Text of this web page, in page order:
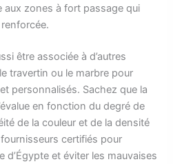
aux zones à fort passage qui
être associée à d’autres
travertin ou le marbre pour
personnalisés. Sachez que la
en fonction du degré de
de la couleur et de la densité
certifiés pour
d’Égypte et éviter les mauvaises